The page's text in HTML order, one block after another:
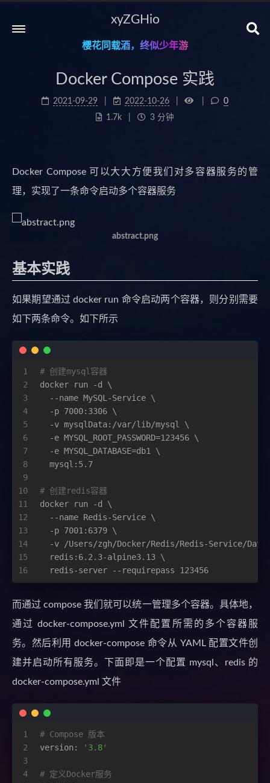
xyZGHio
樱花同载酒，终似少年游
Docker Compose 实践
2021-09-29 2022-10-26
0
1.7k
3 分钟
Docker Compose 可以大大方便我们对多容器服务的管
理，实现了一条命令启动多个容器服务
abstract.png
基本实践
如果期望通过 docker run 命令启动两个容器，则分别需要
如下两条命令。如下所示
1
2
3
4
5
6
7
8
9
10
11
12
13
14
15
16
# 创建mysql容器
docker run -d \
  --name MySQL-Service \
  -p 7000:3306 \
  -v mysqlData:/var/lib/mysql \
  -e MYSQL_ROOT_PASSWORD=123456 \
  -e MYSQL_DATABASE=db1 \
  mysql:5.7
# 创建redis容器
docker run -d \
  --name Redis-Service \
  -p 7001:6379 \
-v /Users/zgh/Docker/Redis/Redis-Service/
  redis:6.2.3-alpine3.13 \
  redis-server --requirepass 123456
而通过 compose 我们就可以统一管理多个容器。具体地，
通过 docker-compose.yml 文件配置所需的多个容器服
务。然后利用 docker-compose 命令从 YAML 配置文件创
建并启动所有服务。下面即是一个配置 mysql、redis 的
docker-compose.yml 文件
1
2
3
4
# Compose 版本
version:
'3.8'
# 定义Docker服务